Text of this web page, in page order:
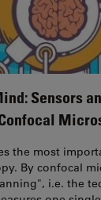
Sensors
the most
By confocal
i.e. the